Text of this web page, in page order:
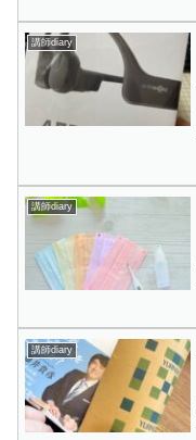
講師diary
講師diary
講師diary